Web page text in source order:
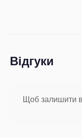
Відгуки
Щоб залишити